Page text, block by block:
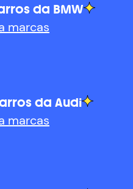
da BMW
marcas
da Audi
marcas